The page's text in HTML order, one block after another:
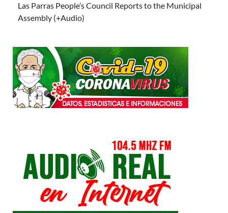
Las Parras People’s Council Reports to the Municipal
Assembly (+Audio)